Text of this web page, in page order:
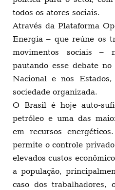
todos os atores sociais.
Através da Plataforma
Energia – que reúne os
movimentos sociais –
pautando esse debate
Nacional e nos
sociedade organizada.
O Brasil é hoje auto-
petróleo e uma das
em recursos
permite o controle
elevados custos
a população,
caso dos